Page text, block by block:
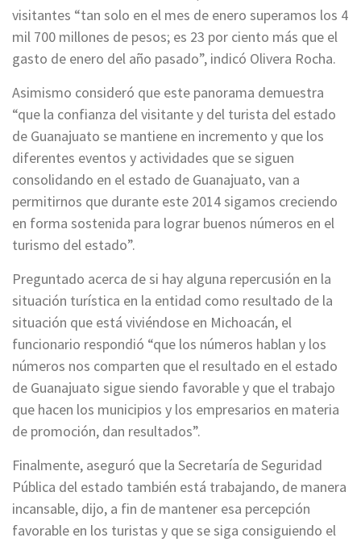
visitantes “tan solo en el mes de enero superamos los 4
mil 700 millones de pesos; es 23 por ciento más que el
gasto de enero del año pasado”, indicó Olivera Rocha.
Asimismo consideró que este panorama demuestra
“que la confianza del visitante y del turista del estado
de Guanajuato se mantiene en incremento y que los
diferentes eventos y actividades que se siguen
consolidando en el estado de Guanajuato, van a
permitirnos que durante este 2014 sigamos creciendo
en forma sostenida para lograr buenos números en el
turismo del estado”.
Preguntado acerca de si hay alguna repercusión en la
situación turística en la entidad como resultado de la
situación que está viviéndose en Michoacán, el
funcionario respondió “que los números hablan y los
números nos comparten que el resultado en el estado
de Guanajuato sigue siendo favorable y que el trabajo
que hacen los municipios y los empresarios en materia
de promoción, dan resultados”.
Finalmente, aseguró que la Secretaría de Seguridad
Pública del estado también está trabajando, de manera
incansable, dijo, a fin de mantener esa percepción
favorable en los turistas y que se siga consiguiendo el